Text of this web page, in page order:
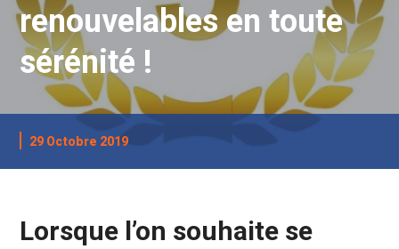
renouvelables en toute
sérénité !
29 Octobre 2019
Lorsque l’on souhaite se